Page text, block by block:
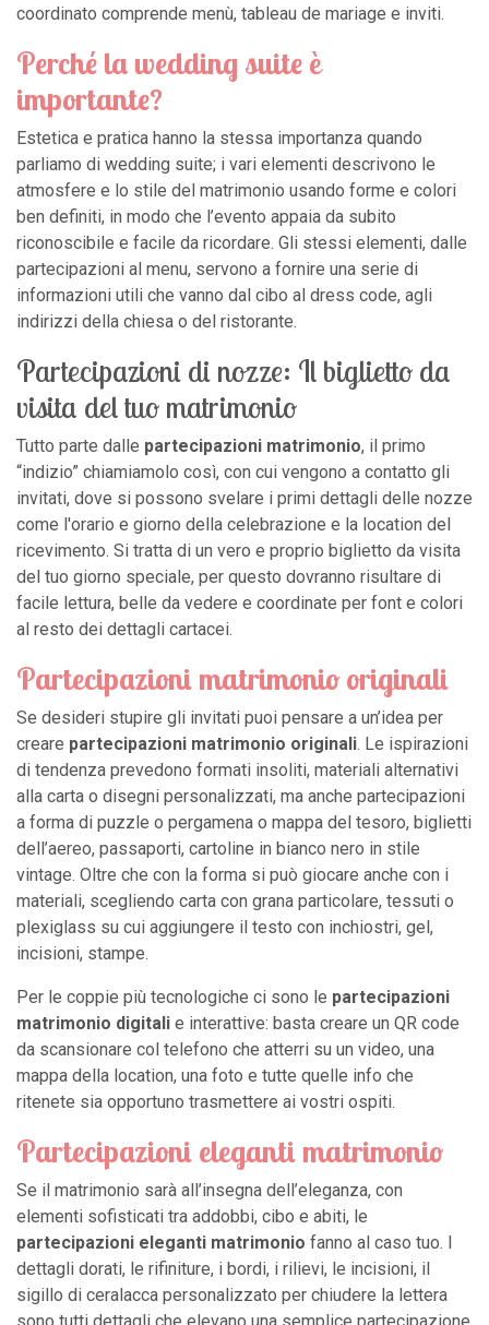
coordinato comprende menù, tableau de mariage e inviti.
Perché la wedding suite è
importante?
Estetica e pratica hanno la stessa importanza quando
parliamo di wedding suite; i vari elementi descrivono le
atmosfere e lo stile del matrimonio usando forme e colori
ben definiti, in modo che l’evento appaia da subito
riconoscibile e facile da ricordare. Gli stessi elementi, dalle
partecipazioni al menu, servono a fornire una serie di
informazioni utili che vanno dal cibo al dress code, agli
indirizzi della chiesa o del ristorante.
Partecipazioni di nozze: Il biglietto da
visita del tuo matrimonio
Tutto parte dalle partecipazioni matrimonio, il primo
“indizio” chiamiamolo così, con cui vengono a contatto gli
invitati, dove si possono svelare i primi dettagli delle nozze
come l'orario e giorno della celebrazione e la location del
ricevimento. Si tratta di un vero e proprio biglietto da visita
del tuo giorno speciale, per questo dovranno risultare di
facile lettura, belle da vedere e coordinate per font e colori
al resto dei dettagli cartacei.
Partecipazioni matrimonio originali
Se desideri stupire gli invitati puoi pensare a un’idea per
creare partecipazioni matrimonio originali. Le ispirazioni
di tendenza prevedono formati insoliti, materiali alternativi
alla carta o disegni personalizzati, ma anche partecipazioni
a forma di puzzle o pergamena o mappa del tesoro, biglietti
dell’aereo, passaporti, cartoline in bianco nero in stile
vintage. Oltre che con la forma si può giocare anche con i
materiali, scegliendo carta con grana particolare, tessuti o
plexiglass su cui aggiungere il testo con inchiostri, gel,
incisioni, stampe.
Per le coppie più tecnologiche ci sono le partecipazioni
matrimonio digitali e interattive: basta creare un QR code
da scansionare col telefono che atterri su un video, una
mappa della location, una foto e tutte quelle info che
ritenete sia opportuno trasmettere ai vostri ospiti.
Partecipazioni eleganti matrimonio
Se il matrimonio sarà all’insegna dell’eleganza, con
elementi sofisticati tra addobbi, cibo e abiti, le
partecipazioni eleganti matrimonio fanno al caso tuo. I
dettagli dorati, le rifiniture, i bordi, i rilievi, le incisioni, il
sigillo di ceralacca personalizzato per chiudere la lettera
sono tutti dettagli che elevano una semplice partecipazione